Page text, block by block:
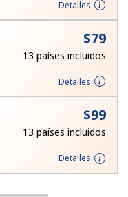
Detalles
⁦$79⁩
13 países incluidos
Detalles
⁦$99⁩
13 países incluidos
Detalles